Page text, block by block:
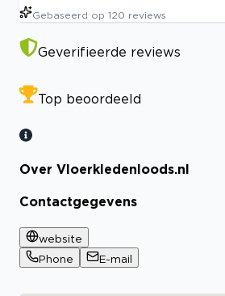
Gebaseerd op 120 reviews
Geverifieerde reviews
Top beoordeeld
Over Vloerkledenloods.nl
Contactgegevens
website
Phone
E-mail